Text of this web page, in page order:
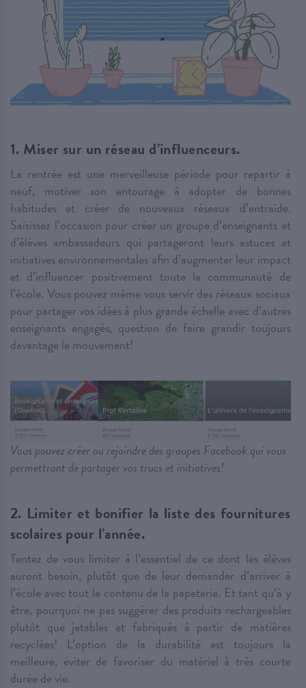
1. Miser sur un réseau d’influenceurs.
La rentrée est une merveilleuse période pour repartir à
neuf, motiver son entourage à adopter de bonnes
habitudes et créer de nouveaux réseaux d’entraide.
Saisissez l’occasion pour créer un groupe d’enseignants et
d’élèves ambassadeurs qui partageront leurs astuces et
initiatives environnementales afin d’augmenter leur impact
et d’influencer positivement toute la communauté de
l’école. Vous pouvez même vous servir des réseaux sociaux
pour partager vos idées à plus grande échelle avec d’autres
enseignants engagés, question de faire grandir toujours
davantage le mouvement!
Vous pouvez créer ou rejoindre des groupes Facebook qui vous
permettront de partager vos trucs et initiatives!
2. Limiter et bonifier la liste des fournitures
scolaires pour l’année.
Tentez de vous limiter à l’essentiel de ce dont les élèves
auront besoin, plutôt que de leur demander d’arriver à
l’école avec tout le contenu de la papeterie. Et tant qu’à y
être, pourquoi ne pas suggérer des produits rechargeables
plutôt que jetables et fabriqués à partir de matières
recyclées! L’option de la durabilité est toujours la
meilleure, éviter de favoriser du matériel à très courte
durée de vie.